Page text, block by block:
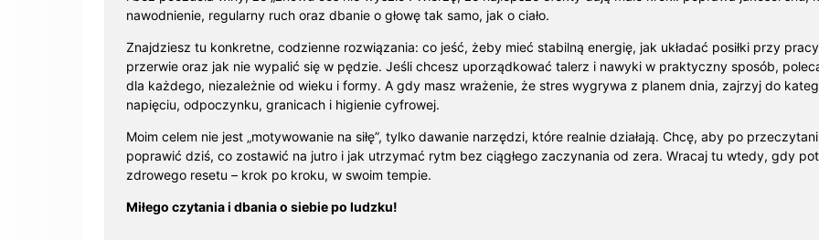
nawodnienie, regularny ruch oraz dbanie o głowę tak samo, jak o ciało.
Znajdziesz tu konkretne, codzienne rozwiązania: co jeść, żeby mieć stabilną energię, jak układać posiłki przy
przerwie oraz jak nie wypalić się w pędzie. Jeśli chcesz uporządkować talerz i nawyki w praktyczny sposób,
dla każdego, niezależnie od wieku i formy. A gdy masz wrażenie, że stres wygrywa z planem dnia, zajrzyj do
napięciu, odpoczynku, granicach i higienie cyfrowej.
Moim celem nie jest „motywowanie na siłę”, tylko dawanie narzędzi, które realnie działają. Chcę, aby po
poprawić dziś, co zostawić na jutro i jak utrzymać rytm bez ciągłego zaczynania od zera. Wracaj tu wtedy, gdy
zdrowego resetu – krok po kroku, w swoim tempie.
Miłego czytania i dbania o siebie po ludzku!